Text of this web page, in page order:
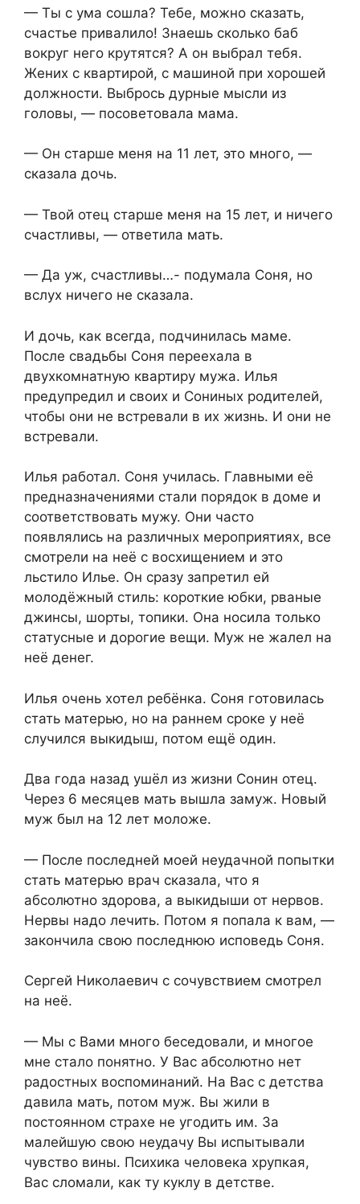
— Ты с ума сошла? Тебе, можно сказать,
счастье привалило! Знаешь сколько баб
вокруг него крутятся? А он выбрал тебя.
Жених с квартирой, с машиной при хорошей
должности. Выбрось дурные мысли из
головы, — посоветовала мама.
— Он старше меня на 11 лет, это много, —
сказала дочь.
— Твой отец старше меня на 15 лет, и ничего
счастливы, — ответила мать.
— Да уж, счастливы…- подумала Соня, но
вслух ничего не сказала.
И дочь, как всегда, подчинилась маме.
После свадьбы Соня переехала в
двухкомнатную квартиру мужа. Илья
предупредил и своих и Сониных родителей,
чтобы они не встревали в их жизнь. И они не
встревали.
Илья работал. Соня училась. Главными её
предназначениями стали порядок в доме и
соответствовать мужу. Они часто
появлялись на различных мероприятиях, все
смотрели на неё с восхищением и это
льстило Илье. Он сразу запретил ей
молодёжный стиль: короткие юбки, рваные
джинсы, шорты, топики. Она носила только
статусные и дорогие вещи. Муж не жалел на
неё денег.
Илья очень хотел ребёнка. Соня готовилась
стать матерью, но на раннем сроке у неё
случился выкидыш, потом ещё один.
Два года назад ушёл из жизни Сонин отец.
Через 6 месяцев мать вышла замуж. Новый
муж был на 12 лет моложе.
— После последней моей неудачной попытки
стать матерью врач сказала, что я
абсолютно здорова, а выкидыши от нервов.
Нервы надо лечить. Потом я попала к вам, —
закончила свою последнюю исповедь Соня.
Сергей Николаевич с сочувствием смотрел
на неё.
— Мы с Вами много беседовали, и многое
мне стало понятно. У Вас абсолютно нет
радостных воспоминаний. На Вас с детства
давила мать, потом муж. Вы жили в
постоянном страхе не угодить им. За
малейшую свою неудачу Вы испытывали
чувство вины. Психика человека хрупкая,
Вас сломали, как ту куклу в детстве.